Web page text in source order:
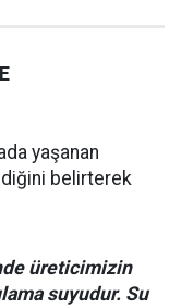
yaşanan
belirterek
üreticimizin
suyudur. Su